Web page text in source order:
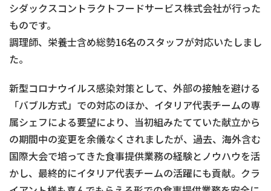
シダックスコントラクトフードサービス株式会社が行った
ものです。
調理師、栄養士含め総勢16名のスタッフが対応いたしまし
た。
新型コロナウイルス感染対策として、外部の接触を避ける
「バブル方式」での対応のほか、イタリア代表チームの専
属シェフによる要望により、当初組みたてていた献立から
の期間中の変更を余儀なくされましたが、過去、海外含む
国際大会で培ってきた食事提供業務の経験とノウハウを活
かし、最終的にイタリア代表チームの活躍にも貢献。クラ